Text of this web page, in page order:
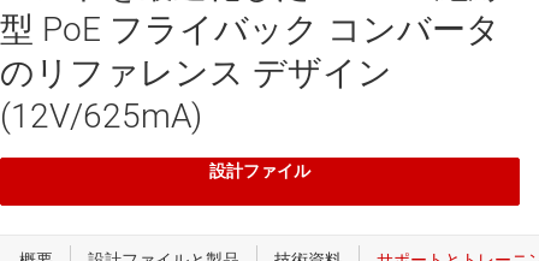
型 PoE フライバック コンバータ
のリファレンス デザイン
(12V/625mA)
設計ファイル